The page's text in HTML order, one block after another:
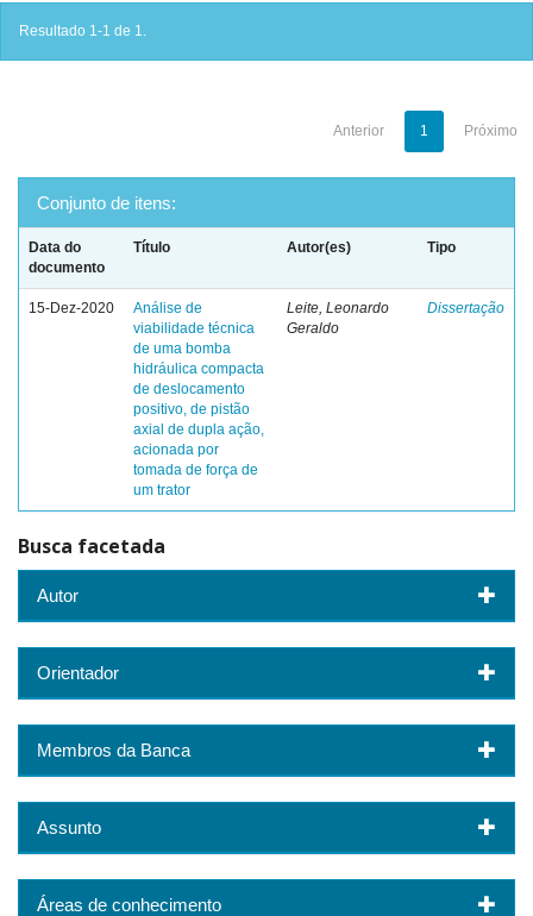
Resultado 1-1 de 1.
Anterior 1 Próximo
Conjunto de itens:
Data do
documento
Título Autor(es) Tipo
15-Dez-2020
Análise de
viabilidade técnica
de uma bomba
hidráulica compacta
de deslocamento
positivo, de pistão
axial de dupla ação,
acionada por
tomada de força de
um trator
Leite, Leonardo
Geraldo
Dissertação
Busca facetada
Autor
Orientador
Membros da Banca
Assunto
Áreas de conhecimento